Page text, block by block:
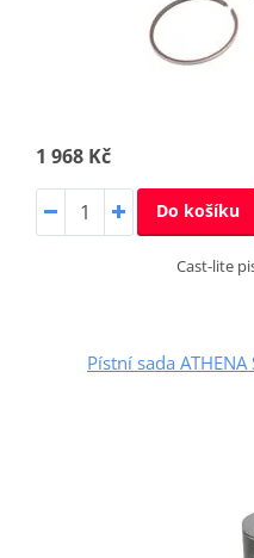
1 968 Kč
Do košíku
Cast-lite
Pístní sada